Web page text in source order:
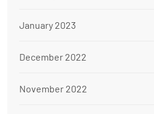
January 2023
December 2022
November 2022